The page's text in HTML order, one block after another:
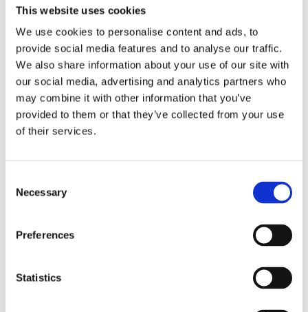
This website uses cookies
We use cookies to personalise content and ads, to
provide social media features and to analyse our traffic.
We also share information about your use of our site with
our social media, advertising and analytics partners who
may combine it with other information that you’ve
provided to them or that they’ve collected from your use
of their services.
Selection
Necessary
Preferences
Statistics
PARTNER
UKŁAD KIEROWNICZY DO
PEUGEOT